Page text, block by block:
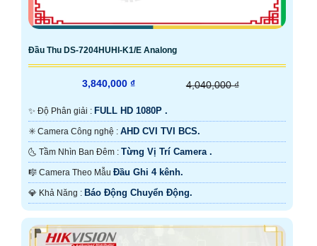
Đầu Thu DS-7204HUHI-K1/E Analong
3,840,000 ₫ 4,040,000 ₫
✨ Độ Phân giải : FULL HD 1080P .
✳️ Camera Công nghệ : AHD CVI TVI BCS.
🌜 Tầm Nhìn Ban Đêm : Từng Vị Trí Camera .
🎼️ Camera Theo Mẫu Đầu Ghi 4 kênh.
️💎 Khả Năng : Báo Động Chuyển Động.